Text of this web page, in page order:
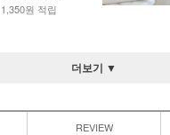
1,350원 적립
더보기 ▼
REVIEW